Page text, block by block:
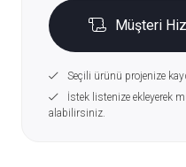
Müşteri
Seçili ürünü projenize
İstek listenize ekleyerek
alabilirsiniz.